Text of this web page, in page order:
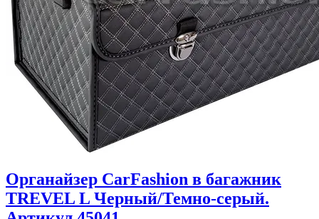
Органайзер CarFashion в багажник
TREVEL L Черный/Темно-серый.